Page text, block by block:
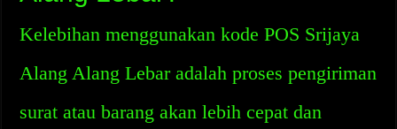
Kelebihan menggunakan kode POS Srijaya
Alang Alang Lebar adalah proses pengiriman
surat atau barang akan lebih cepat dan